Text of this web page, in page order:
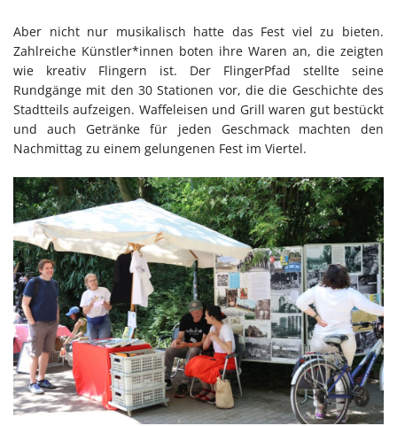
Aber nicht nur musikalisch hatte das Fest viel zu bieten.
Zahlreiche Künstler*innen boten ihre Waren an, die zeigten
wie kreativ Flingern ist. Der FlingerPfad stellte seine
Rundgänge mit den 30 Stationen vor, die die Geschichte des
Stadtteils aufzeigen. Waffeleisen und Grill waren gut bestückt
und auch Getränke für jeden Geschmack machten den
Nachmittag zu einem gelungenen Fest im Viertel.